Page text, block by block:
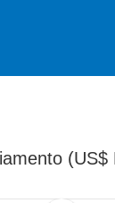
(US$